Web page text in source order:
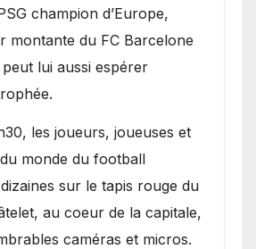
champion d’Europe,
montante du FC Barcelone
peut lui aussi espérer
les joueurs, joueuses et
monde du football
sur le tapis rouge du
au coeur de la capitale,
caméras et micros.